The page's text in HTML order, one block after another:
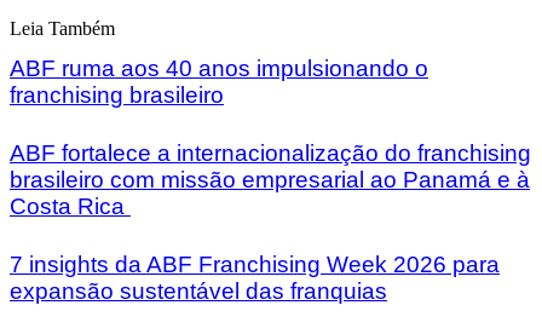
Leia Também
ABF ruma aos 40 anos impulsionando o
franchising brasileiro
ABF fortalece a internacionalização do franchising
brasileiro com missão empresarial ao Panamá e à
Costa Rica
7 insights da ABF Franchising Week 2026 para
expansão sustentável das franquias